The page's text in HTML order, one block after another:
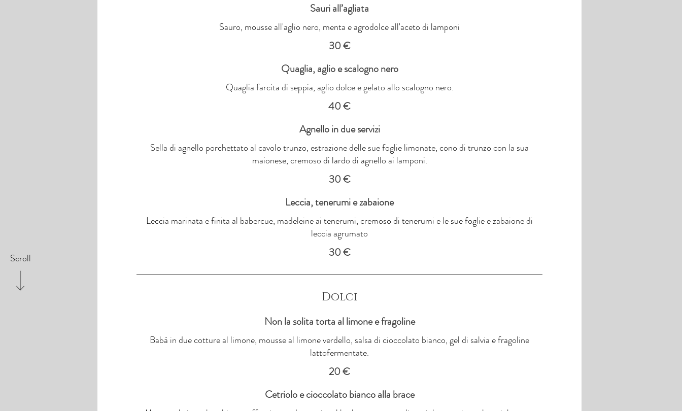
Scroll
Sauri all’agliata
Sauro, mousse all'aglio nero, menta e agrodolce all'aceto di lamponi
30 €
Quaglia, aglio e scalogno nero
Quaglia farcita di seppia, aglio dolce e gelato allo scalogno nero.
40 €
Agnello in due servizi
Sella di agnello porchettato al cavolo trunzo, estrazione delle sue foglie limonate, cono di trunzo con la sua
maionese, cremoso di lardo di agnello ai lamponi.
30 €
Leccia, tenerumi e zabaione
Leccia marinata e finita al babercue, madeleine ai tenerumi, cremoso di tenerumi e le sue foglie e zabaione di
leccia agrumato
30 €
Dolci
Non la solita torta al limone e fragoline
Babà in due cotture al limone, mousse al limone verdello, salsa di cioccolato bianco, gel di salvia e fragoline
lattofermentate.
20 €
Cetriolo e cioccolato bianco alla brace